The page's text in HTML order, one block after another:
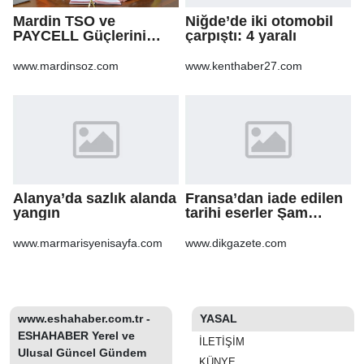
Mardin TSO ve
PAYCELL Güçlerini
www.mardinsoz.com
Niğde’de iki otomobil
çarpıştı: 4 yaralı
www.kenthaber27.com
Alanya’da sazlık alanda
yangın
www.marmarisyenisayfa.com
Fransa’dan iade edilen
tarihi eserler Şam
www.dikgazete.com
www.eshahaber.com.tr -
ESHAHABER Yerel ve
Ulusal Güncel Gündem
YASAL
İLETIŞIM